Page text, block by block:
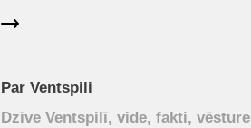
Par Ventspili
Dzīve Ventspilī, vide, fakti, vēsture